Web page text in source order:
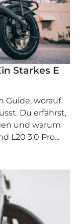
Starkes E
Guide, worauf
Du erfährst,
und warum
L20 3.0 Pro...